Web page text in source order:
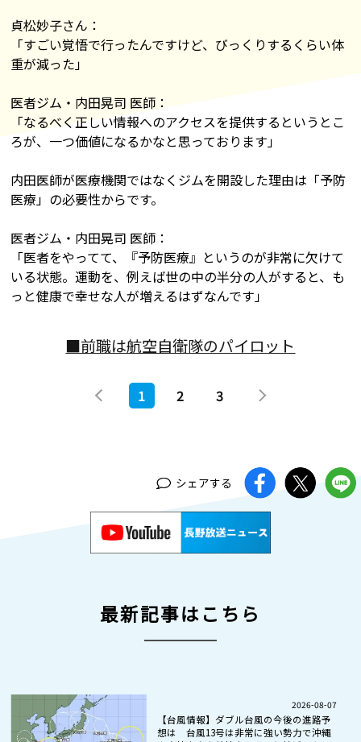
貞松妙子さん：
「すごい覚悟で行ったんですけど、びっくりするくらい体
重が減った」
医者ジム・内田晃司 医師：
「なるべく正しい情報へのアクセスを提供するというとこ
ろが、一つ価値になるかなと思っております」
内田医師が医療機関ではなくジムを開設した理由は「予防
医療」の必要性からです。
医者ジム・内田晃司 医師：
「医者をやってて、『予防医療』というのが非常に欠けて
いる状態。運動を、例えば世の中の半分の人がすると、も
っと健康で幸せな人が増えるはずなんです」
■前職は航空自衛隊のパイロット
1 2 3
シェアする
最新記事はこちら
2026-08-07
【台風情報】ダブル台風の今後の進路予
想は 台風13号は非常に強い勢力で沖縄